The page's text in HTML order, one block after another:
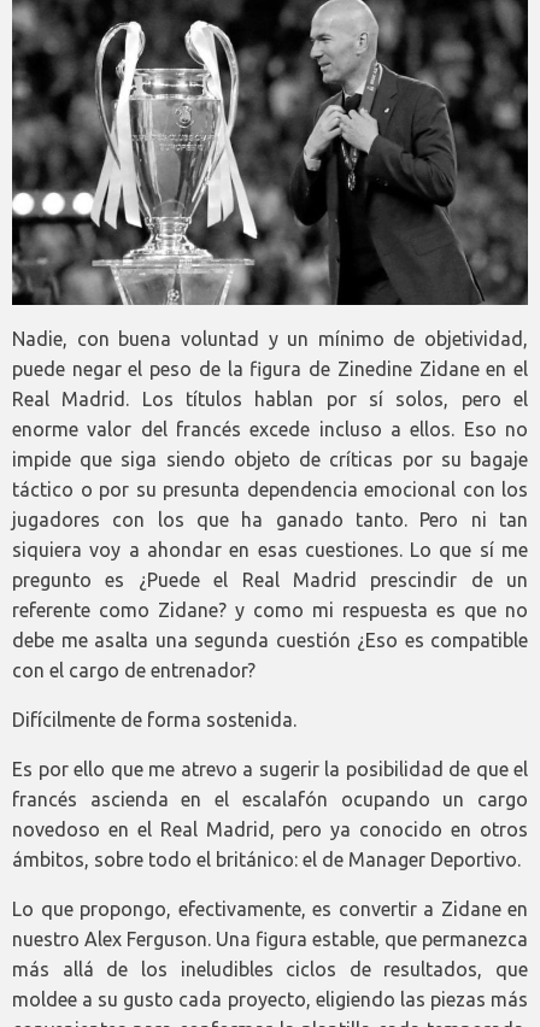
Nadie, con buena voluntad y un mínimo de objetividad,
puede negar el peso de la figura de Zinedine Zidane en el
Real Madrid. Los títulos hablan por sí solos, pero el
enorme valor del francés excede incluso a ellos. Eso no
impide que siga siendo objeto de críticas por su bagaje
táctico o por su presunta dependencia emocional con los
jugadores con los que ha ganado tanto. Pero ni tan
siquiera voy a ahondar en esas cuestiones. Lo que sí me
pregunto es ¿Puede el Real Madrid prescindir de un
referente como Zidane? y como mi respuesta es que no
debe me asalta una segunda cuestión ¿Eso es compatible
con el cargo de entrenador?
Difícilmente de forma sostenida.
Es por ello que me atrevo a sugerir la posibilidad de que el
francés ascienda en el escalafón ocupando un cargo
novedoso en el Real Madrid, pero ya conocido en otros
ámbitos, sobre todo el británico: el de Manager Deportivo.
Lo que propongo, efectivamente, es convertir a Zidane en
nuestro Alex Ferguson. Una figura estable, que permanezca
más allá de los ineludibles ciclos de resultados, que
moldee a su gusto cada proyecto, eligiendo las piezas más